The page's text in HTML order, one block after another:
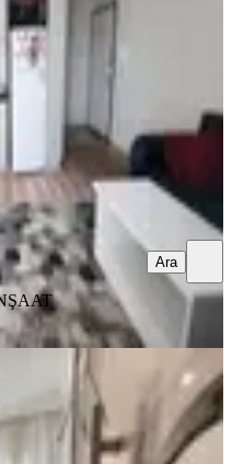
Barışık
Ara
Üniversite Civarı
Daire
Mahallesi